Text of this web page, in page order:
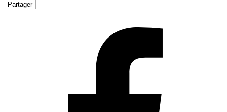
Partager